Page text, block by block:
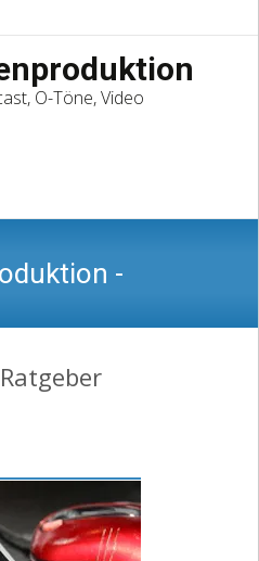
O-Töne, Video
-
Podcast, O-Töne,